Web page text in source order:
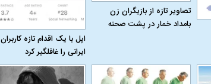
تصاویر تازه از بازیگران زن
بامداد خمار در پشت صحنه
اپل با یک اقدام تازه کاربران
ایرانی را غافلگیر کرد